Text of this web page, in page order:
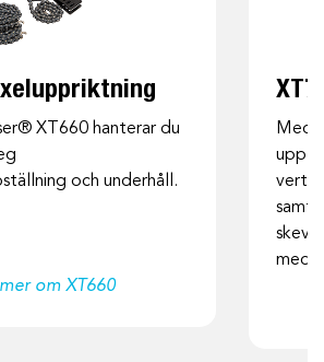
XT660 hanterar du
och underhåll.
om XT660
Med
upp
samt
med